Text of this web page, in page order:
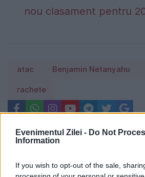
Evenimentul Zilei - Do Not
Information
If you wish to opt-out of the sale,
nou clasament pentru
atac Benjamin Netanyahu
rachete